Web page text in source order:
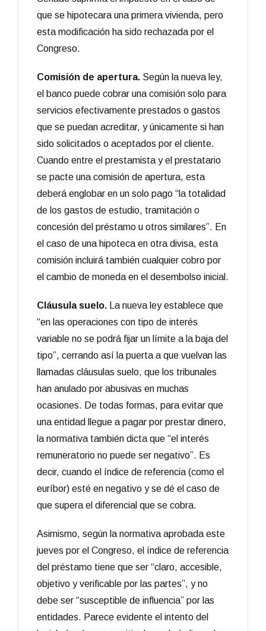
que se hipotecara una primera vivienda, pero
esta modificación ha sido rechazada por el
Congreso.
Comisión de apertura. Según la nueva ley,
el banco puede cobrar una comisión solo para
servicios efectivamente prestados o gastos
que se puedan acreditar, y únicamente si han
sido solicitados o aceptados por el cliente.
Cuando entre el prestamista y el prestatario
se pacte una comisión de apertura, esta
deberá englobar en un solo pago “la totalidad
de los gastos de estudio, tramitación o
concesión del préstamo u otros similares”. En
el caso de una hipoteca en otra divisa, esta
comisión incluirá también cualquier cobro por
el cambio de moneda en el desembolso inicial.
Cláusula suelo. La nueva ley establece que
“en las operaciones con tipo de interés
variable no se podrá fijar un límite a la baja del
tipo”, cerrando así la puerta a que vuelvan las
llamadas cláusulas suelo, que los tribunales
han anulado por abusivas en muchas
ocasiones. De todas formas, para evitar que
una entidad llegue a pagar por prestar dinero,
la normativa también dicta que “el interés
remuneratorio no puede ser negativo”. Es
decir, cuando el índice de referencia (como el
euríbor) esté en negativo y se dé el caso de
que supera el diferencial que se cobra.
Asimismo, según la normativa aprobada este
jueves por el Congreso, el índice de referencia
del préstamo tiene que ser “claro, accesible,
objetivo y verificable por las partes”, y no
debe ser “susceptible de influencia” por las
entidades. Parece evidente el intento del